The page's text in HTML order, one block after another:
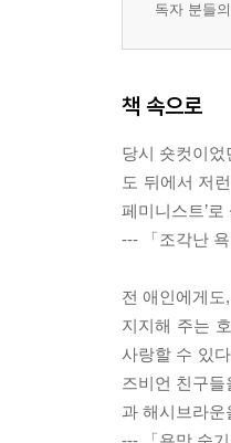
독자 분들
책 속으로
당시 숏컷이
도 뒤에서 저
페미니스트’
--- 「조각난
전 애인에게
지지해 주는
사랑할 수 있
즈비언 친구
과 해시브라운